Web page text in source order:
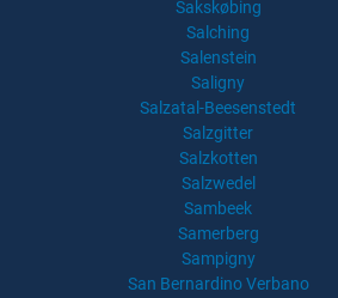
Sakskøbing
Salching
Salenstein
Saligny
Salzatal-Beesenstedt
Salzgitter
Salzkotten
Salzwedel
Sambeek
Samerberg
Sampigny
San Bernardino Verbano